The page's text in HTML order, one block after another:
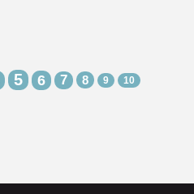
5 6 7 8 9 10